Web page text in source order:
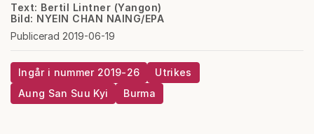
Text: Bertil Lintner (Yangon)
Bild: NYEIN CHAN NAING/EPA
Publicerad 2019-06-19
Ingår i nummer 2019-26
Utrikes
Aung San Suu Kyi
Burma